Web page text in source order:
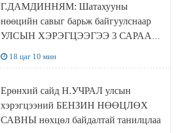
Г.ДАМДИННЯМ: Шатахууны
нөөцийн савыг барьж байгуулснаар
УЛСЫН ХЭРЭГЦЭЭГЭЭ 3 САРААР
18 цаг 10 мин
Ерөнхий сайд Н.УЧРАЛ улсын
хэрэгцээний БЕНЗИН НӨӨЦЛӨХ
САВНЫ нөхцөл байдалтай танилцлаа